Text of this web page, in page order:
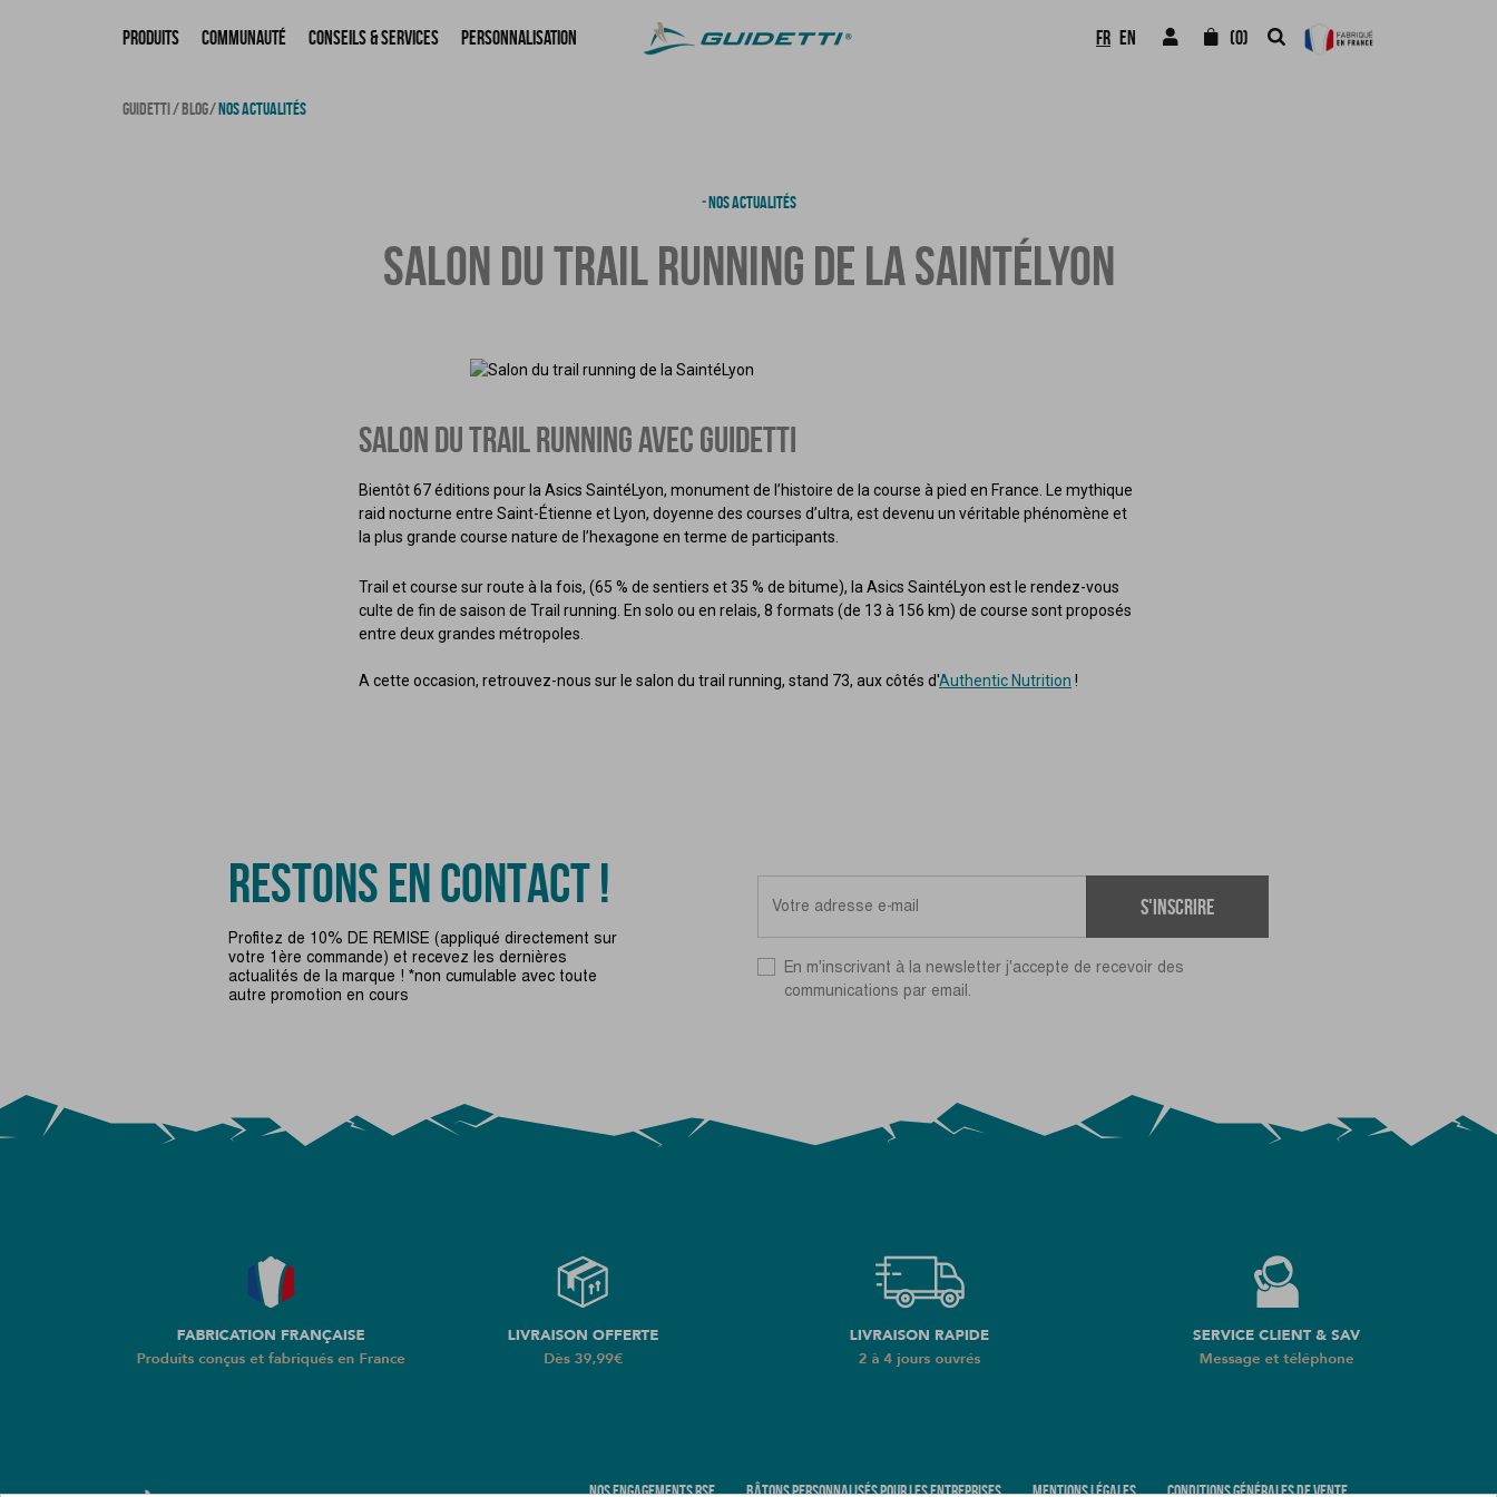
Produits Communauté Conseils & Services Personnalisation FR EN (0)
GUIDETTI BLOG NOS ACTUALITÉS
-NOS ACTUALITÉS
SALON DU TRAIL RUNNING DE LA SAINTÉLYON
SALON DU TRAIL RUNNING AVEC GUIDETTI
Bientôt 67 éditions pour la Asics SaintéLyon, monument de l’histoire de la course à pied en France. Le mythique
raid nocturne entre Saint-Étienne et Lyon, doyenne des courses d’ultra, est devenu un véritable phénomène et
la plus grande course nature de l’hexagone en terme de participants.
Trail et course sur route à la fois, (65 % de sentiers et 35 % de bitume), la Asics SaintéLyon est le rendez-vous
culte de fin de saison de Trail running. En solo ou en relais, 8 formats (de 13 à 156 km) de course sont proposés
entre deux grandes métropoles.
A cette occasion, retrouvez-nous sur le salon du trail running, stand 73, aux côtés d'Authentic Nutrition !
RESTONS EN CONTACT !
Profitez de 10% DE REMISE (appliqué directement sur
votre 1ère commande) et recevez les dernières
actualités de la marque ! *non cumulable avec toute
autre promotion en cours
S'inscrire
En m'inscrivant à la newsletter j'accepte de recevoir des
communications par email.
NOS ENGAGEMENTS RSE BÂTONS PERSONNALISÉS POUR LES ENTREPRISES MENTIONS LÉGALES CONDITIONS GÉNÉRALES DE VENTE